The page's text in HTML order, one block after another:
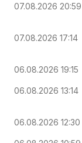
07.08.2026 20:59
07.08.2026 17:14
06.08.2026 19:15
06.08.2026 13:14
06.08.2026 12:30